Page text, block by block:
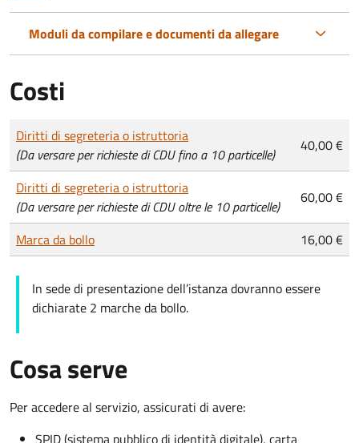
Moduli da compilare e documenti da allegare
Costi
Tipo di pagamento
Importo
Diritti di segreteria o istruttoria
(Da versare per richieste di CDU fino a 10 particelle)
40,00 €
Diritti di segreteria o istruttoria
(Da versare per richieste di CDU oltre le 10 particelle)
60,00 €
Marca da bollo 16,00 €
In sede di presentazione dell’istanza dovranno essere
dichiarate 2 marche da bollo.
Cosa serve
Per accedere al servizio, assicurati di avere:
SPID (sistema pubblico di identità digitale), carta